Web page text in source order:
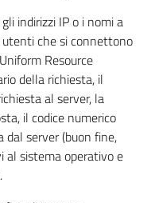
indirizzi IP o i nomi a
che si connettono
Resource
della richiesta, il
al server, la
il codice numerico
server (buon fine,
al sistema operativo e